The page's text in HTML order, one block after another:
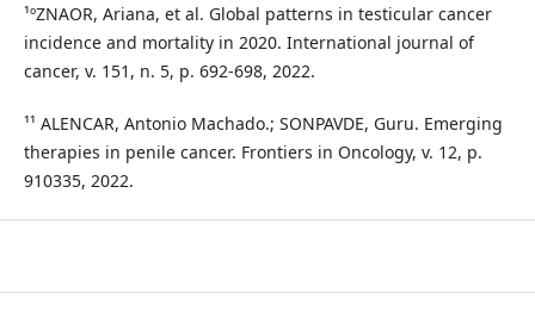
¹ºZNAOR, Ariana, et al. Global patterns in testicular cancer
incidence and mortality in 2020. International journal of
cancer, v. 151, n. 5, p. 692-698, 2022.
¹¹ ALENCAR, Antonio Machado.; SONPAVDE, Guru. Emerging
therapies in penile cancer. Frontiers in Oncology, v. 12, p.
910335, 2022.